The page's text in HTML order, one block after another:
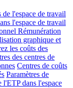
de l'espace de travail
l'espace de travail
Rémunération
graphique et
les coûts des
des centres de
Centres de coûts
Paramètres de
l'ETP dans l'espace